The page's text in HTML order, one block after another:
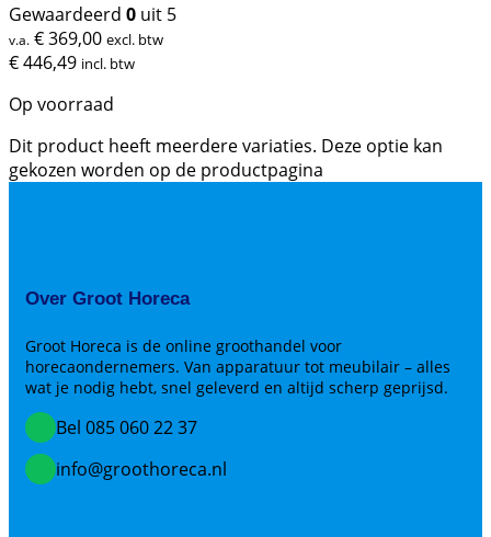
Gewaardeerd 0 uit 5
v.a. €369,00 excl. btw
€446,49 incl. btw
Op voorraad
Dit product heeft meerdere variaties. Deze optie kan
gekozen worden op de productpagina
Over Groot Horeca
Groot Horeca is de online groothandel voor
horecaondernemers. Van apparatuur tot meubilair – alles
wat je nodig hebt, snel geleverd en altijd scherp geprijsd.
Bel 085 060 22 37
info@groothoreca.nl